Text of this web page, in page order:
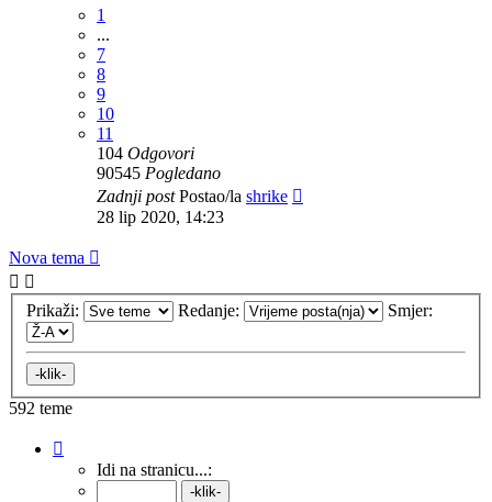
1
...
7
8
9
10
11
104 Odgovori
90545 Pogledano
Zadnji postPostao/la shrike
28 lip 2020, 14:23
Nova tema
Prikaži: Redanje: Smjer:
592 teme
24 .Idi na stranicu...: